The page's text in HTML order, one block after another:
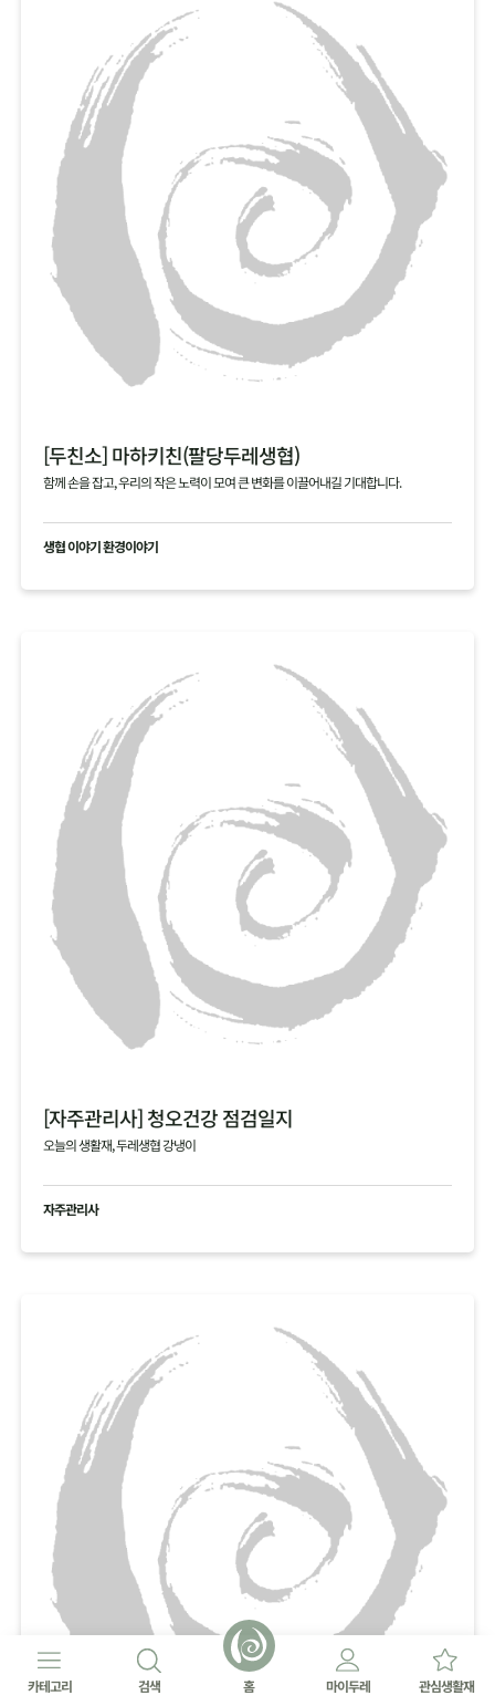
[두친소] 마하키친(팔당두레생협)
함께 손을 잡고, 우리의 작은 노력이 모여 큰 변화를 이끌어내길 기대합니다.
생협 이야기 환경이야기
[자주관리사] 청오건강 점검일지
오늘의 생활재, 두레생협 강냉이
자주관리사
카테고리 검색 홈 마이두레 관심생활재